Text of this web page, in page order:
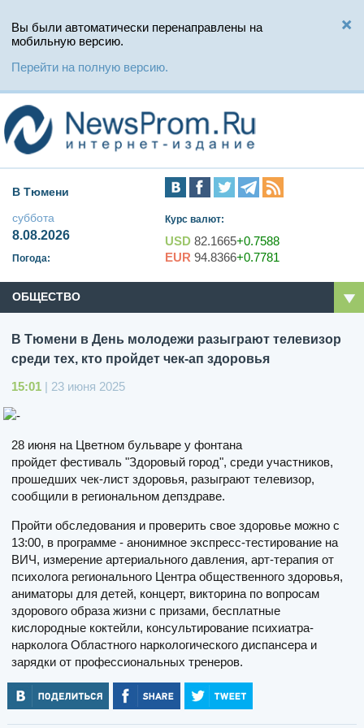
Вы были автоматически перенаправлены на
мобильную версию.
Перейти на полную версию.
В Тюмени
суббота
8.08.2026
Погода:
Курс валют:
USD 82.1665+0.7588
EUR 94.8366+0.7781
ОБЩЕСТВО
В Тюмени в День молодежи разыграют телевизор
среди тех, кто пройдет чек-ап здоровья
15:01 | 23 июня 2025
28 июня на Цветном бульваре у фонтана
пройдет фестиваль "Здоровый город", среди участников,
прошедших чек-лист здоровья, разыграют телевизор,
сообщили в региональном депздраве.
Пройти обследования и проверить свое здоровье можно с
13:00, в программе - анонимное экспресс-тестирование на
ВИЧ, измерение артериального давления, арт-терапия от
психолога регионального Центра общественного здоровья,
аниматоры для детей, концерт, викторина по вопросам
здорового образа жизни с призами, бесплатные
кислородные коктейли, консультирование психиатра-
нарколога Областного наркологического диспансера и
зарядки от профессиональных тренеров.